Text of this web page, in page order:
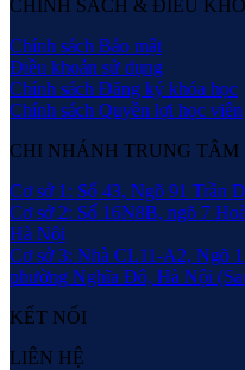
CHÍNH SÁCH & ĐIỀU
Chính sách Bảo mật
Điều khoản sử dụng
Chính sách Đăng ký khóa học
Chính sách Quyền lợi học viên
CHI NHÁNH TRUNG TÂM
Cơ sở 1: Số 43, Ngõ 91 Trần
Cơ sở 2: Số 16N8B, ngõ 7
Hà Nội
Cơ sở 3: Nhà CL11-A2, Ngõ
phường Nghĩa Đô, Hà Nội
KẾT NỐI
LIÊN HỆ